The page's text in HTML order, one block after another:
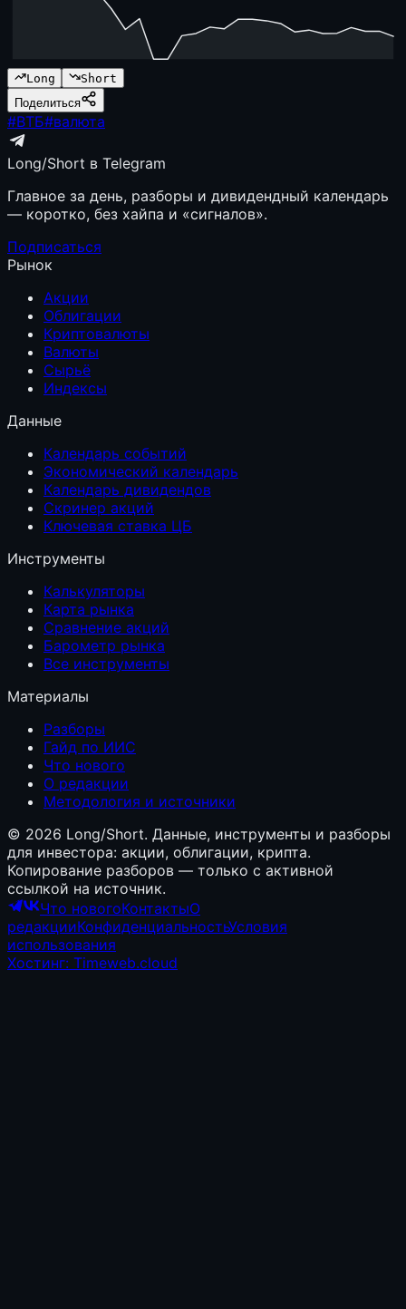
Long
Short
Поделиться
#ВТБ#валюта
Long/Short в Telegram
Главное за день, разборы и дивидендный календарь
— коротко, без хайпа и «сигналов».
Подписаться
Рынок
Акции
Облигации
Криптовалюты
Валюты
Сырьё
Индексы
Данные
Календарь событий
Экономический календарь
Календарь дивидендов
Скринер акций
Ключевая ставка ЦБ
Инструменты
Калькуляторы
Карта рынка
Сравнение акций
Барометр рынка
Все инструменты
Материалы
Разборы
Гайд по ИИС
Что нового
О редакции
Методология и источники
© 2026 Long/Short. Данные, инструменты и разборы
для инвестора: акции, облигации, крипта.
Копирование разборов — только с активной
ссылкой на источник.
Что новогоКонтактыО
редакцииКонфиденциальностьУсловия
использования
Хостинг: Timeweb.cloud